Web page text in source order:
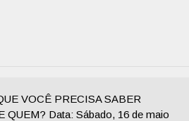
VOCÊ PRECISA SABER
QUEM? Data: Sábado, 16 de maio